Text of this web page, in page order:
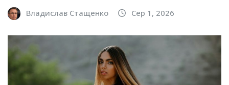
Владислав Стащенко Сер 1, 2026